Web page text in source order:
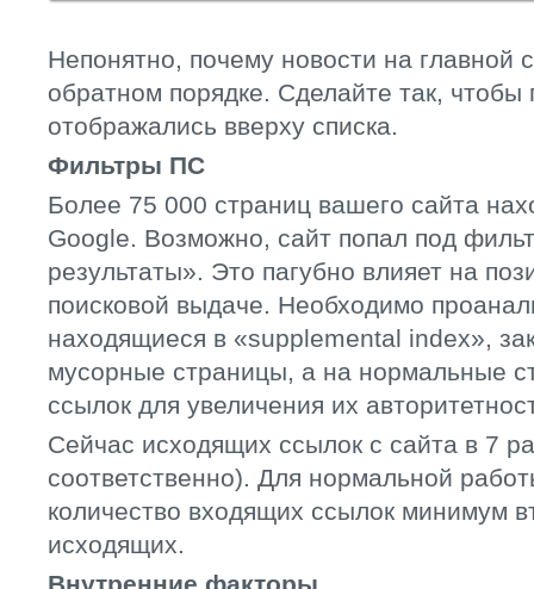
Непонятно, почему новости на главной
обратном порядке. Сделайте так, чтобы
отображались вверху списка.
Фильтры ПС
Более 75 000 страниц вашего сайта
Google. Возможно, сайт попал под
результаты». Это пагубно влияет на
поисковой выдаче. Необходимо
находящиеся в «supplemental index»,
мусорные страницы, а на нормальные
ссылок для увеличения их
Сейчас исходящих ссылок с сайта в 7
соответственно). Для нормальной
количество входящих ссылок минимум
исходящих.